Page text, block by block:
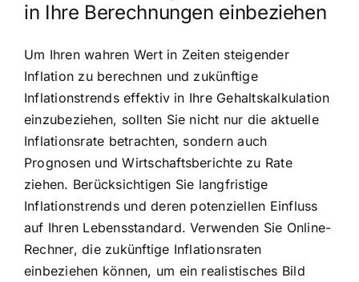
in Ihre Berechnungen einbeziehen
Um Ihren wahren Wert in Zeiten steigender
Inflation zu berechnen und zukünftige
Inflationstrends effektiv in Ihre Gehaltskalkulation
einzubeziehen, sollten Sie nicht nur die aktuelle
Inflationsrate betrachten, sondern auch
Prognosen und Wirtschaftsberichte zu Rate
ziehen. Berücksichtigen Sie langfristige
Inflationstrends und deren potenziellen Einfluss
auf Ihren Lebensstandard. Verwenden Sie Online-
Rechner, die zukünftige Inflationsraten
einbeziehen können, um ein realistisches Bild